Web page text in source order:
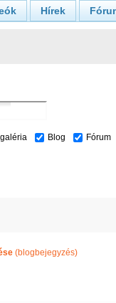
Hírek
Blog Fórum
(blogbejegyzés)